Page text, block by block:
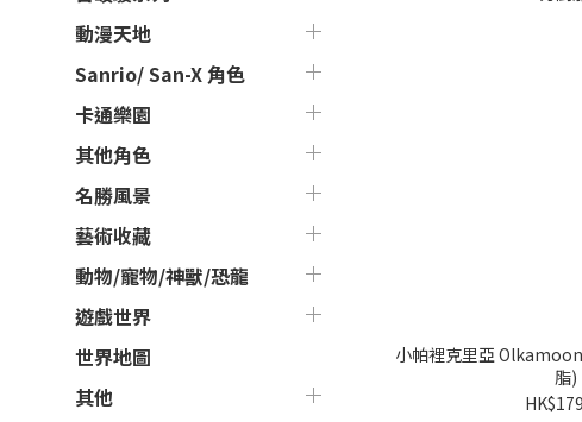
動漫天地
Sanrio/ San-X 角色
卡通樂園
其他角色
名勝風景
藝術收藏
動物/寵物/神獸/恐龍
遊戲世界
世界地圖
其他
小帕裡克里亞
脂)